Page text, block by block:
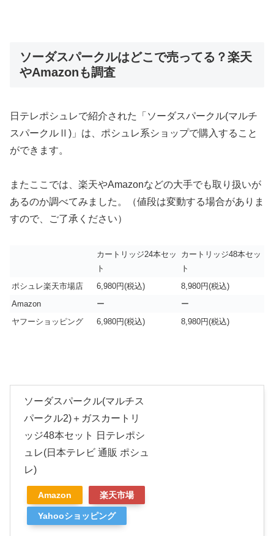
ソーダスパークルはどこで売ってる？楽天
やAmazonも調査
日テレポシュレで紹介された「ソーダスパークル(マルチ
スパークルⅡ)」は、ポシュレ系ショップで購入すること
ができます。
またここでは、楽天やAmazonなどの大手でも取り扱いが
あるのか調べてみました。（値段は変動する場合がありま
すので、ご了承ください）
カートリッジ24本セッ
ト
カートリッジ48本セッ
ト
ポシュレ楽天市場店
6,980円(税込)
8,980円(税込)
Amazon
ー
ー
ヤフーショッピング
6,980円(税込) 8,980円(税込)
ソーダスパークル(マルチス
パークル2)＋ガスカートリ
ッジ48本セット 日テレポシ
ュレ(日本テレビ 通販 ポシュ
レ)
Amazon 楽天市場
Yahooショッピング